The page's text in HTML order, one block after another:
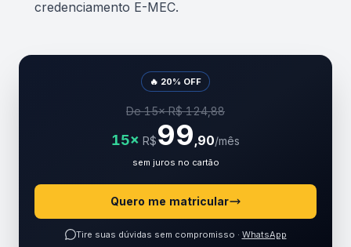
credenciamento E-MEC.
🔥 20% OFF
De 15× R$ 124,88
15× R$99,90/mês
sem juros no cartão
Quero me matricular
Tire suas dúvidas sem compromisso · WhatsApp